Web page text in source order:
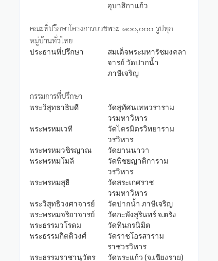
อุบาสิกาแก้ว
คณะที่ปรึกษาโครงการบวชพระ ๑๐๐,๐๐๐ รูปทุก
หมู่บ้านทั่วไทย
ประธานที่ปรึกษา
สมเด็จพระมหารัชมงคลา
จารย์ วัดปากน้ำ
ภาษีเจริญ
กรรมการที่ปรึกษา
พระวิสุทธาธิบดี
วัดสุทัศนเทพวราราม
วรมหาวิหาร
พระพรหมเวที
วัดไตรมิตรวิทยาราม
วรวิหาร
พระพรหมวชิรญาณ
วัดยานนาวา
พระพรหมโมลี
วัดพิชยญาติการาม
วรวิหาร
พระพรหมสุธี
วัดสระเกศราช
วรมหาวิหาร
พระวิสุทธิวงศาจารย์
วัดปากน้ำ ภาษีเจริญ
พระพรหมจริยาจารย์
วัดกะพังสุรินทร์ จ.ตรัง
พระธรรมวโรดม
วัดทินกรนิมิต
พระธรรมกิตติวงศ์
วัดราชโอรสาราม
ราชวรวิหาร
พระธรรมราชานุวัตร
วัดพระแก้ว (จ.เชียงราย)